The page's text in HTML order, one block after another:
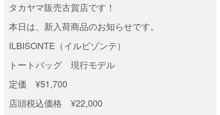
タカヤマ販売古賀店です！
本日は、新入荷商品のお知らせです。
ILBISONTE（イルビゾンテ）
トートバッグ 現行モデル
定価 ¥51,700
店頭税込価格 ¥22,000